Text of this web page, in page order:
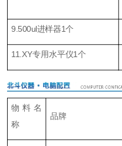
9.500ul进样器1个
11.XY专用水平仪1个
物料名
称
品牌